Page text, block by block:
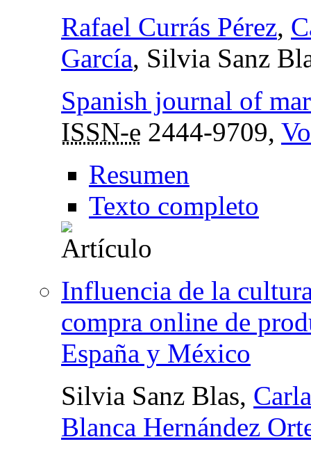
Rafael Currás Pérez,
García, Silvia Sanz
Spanish journal of
ISSN-e 2444-9709,
Resumen
Texto completo
Influencia de la
compra online de
España y México
Silvia Sanz Blas,
Blanca Hernández